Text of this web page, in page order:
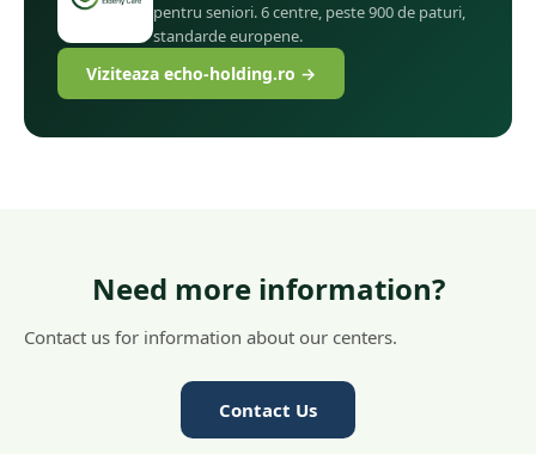
pentru seniori. 6 centre, peste 900 de paturi,
standarde europene.
Viziteaza echo-holding.ro →
Need more information?
Contact us for information about our centers.
Contact Us